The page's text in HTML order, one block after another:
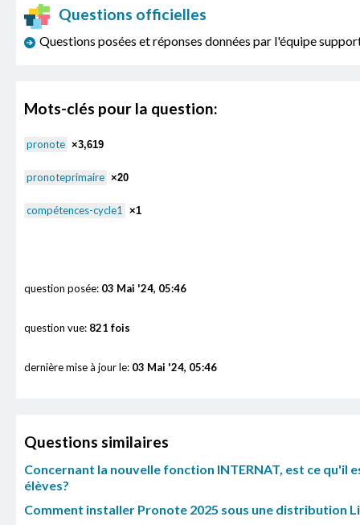
Questions officielles
Questions posées et réponses données par l'équipe
Mots-clés pour la question:
pronote ×3,619
pronoteprimaire ×20
compétences-cycle1 ×1
question posée: 03 Mai '24, 05:46
question vue: 821 fois
dernière mise à jour le: 03 Mai '24, 05:46
Questions similaires
Concernant la nouvelle fonction INTERNAT, est ce qu'il
élèves?
Comment installer Pronote 2025 sous une distribution